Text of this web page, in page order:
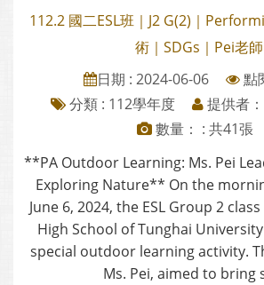
112.2 國二ESL班｜J2 G(2)｜
術｜SDGs｜Pei老師
日期 : 2024-06-06
點
分類 : 112學年度
提供者
數量： : 共41張
**PA Outdoor Learning: Ms. Pei
Exploring Nature** On the
June 6, 2024, the ESL Group 2
High School of Tunghai
special outdoor learning activity.
Ms. Pei, aimed to bring